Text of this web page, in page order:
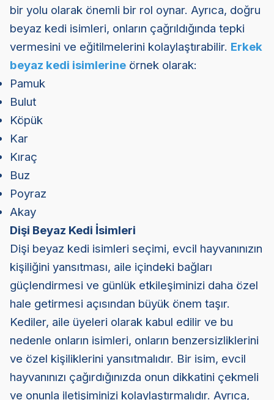
bir yolu olarak önemli bir rol oynar. Ayrıca, doğru
beyaz kedi isimleri, onların çağrıldığında tepki
vermesini ve eğitilmelerini kolaylaştırabilir. Erkek
beyaz kedi isimlerine örnek olarak:
Pamuk
Bulut
Köpük
Kar
Kıraç
Buz
Poyraz
Akay
Dişi Beyaz Kedi İsimleri
Dişi beyaz kedi isimleri seçimi, evcil hayvanınızın
kişiliğini yansıtması, aile içindeki bağları
güçlendirmesi ve günlük etkileşiminizi daha özel
hale getirmesi açısından büyük önem taşır.
Kediler, aile üyeleri olarak kabul edilir ve bu
nedenle onların isimleri, onların benzersizliklerini
ve özel kişiliklerini yansıtmalıdır. Bir isim, evcil
hayvanınızı çağırdığınızda onun dikkatini çekmeli
ve onunla iletişiminizi kolaylaştırmalıdır. Ayrıca,